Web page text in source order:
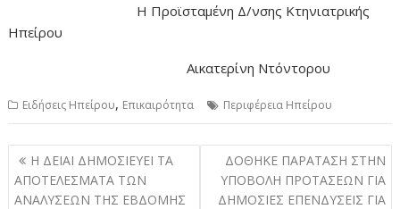
Η Προϊσταμένη Δ/νσης Κτηνιατρικής
Ηπείρου
Αικατερίνη Ντόντορου
Ειδήσεις Ηπείρου, Επικαιρότητα Περιφέρεια Ηπείρου
Πλοήγηση
άρθρων
Η ΔΕΙΑΙ ΔΗΜΟΣΙΕΥΕΙ ΤΑ
ΑΠΟΤΕΛΕΣΜΑΤΑ ΤΩΝ
ΑΝΑΛΥΣΕΩΝ ΤΗΣ ΕΒΔΟΜΗΣ
ΔΟΘΗΚΕ ΠΑΡΑΤΑΣΗ ΣΤΗΝ
ΥΠΟΒΟΛΗ ΠΡΟΤΑΣΕΩΝ ΓΙΑ
ΔΗΜΟΣΙΕΣ ΕΠΕΝΔΥΣΕΙΣ ΓΙΑ